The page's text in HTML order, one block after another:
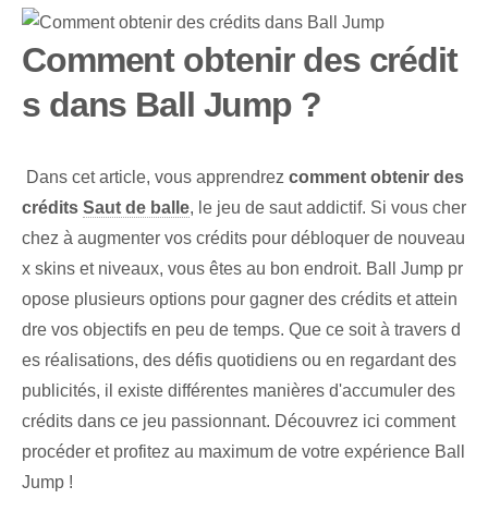
Comment obtenir des crédit
s dans Ball Jump ?
⁢ Dans ‍cet⁢ article, vous apprendrez comment obtenir‌ des
crédits‍ Saut de balle, le jeu de saut addictif. Si vous cher
chez à augmenter vos crédits pour débloquer de nouveau
x skins et niveaux, vous êtes au bon endroit. Ball Jump pr
opose plusieurs options pour gagner des crédits et attein
dre vos objectifs en peu de temps. Que ce soit à travers d
es réalisations, des défis quotidiens ou en regardant des
publicités, il existe différentes manières d'accumuler des
crédits dans ce jeu passionnant. Découvrez ici comment
procéder et profitez au maximum de votre expérience Ball
Jump !